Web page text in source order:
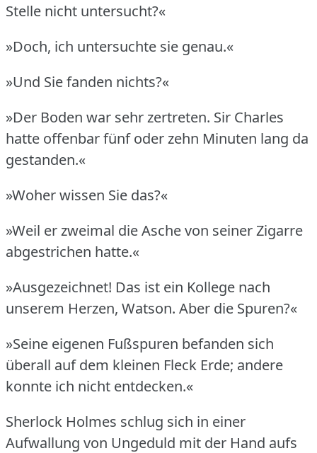
Stelle nicht untersucht?«
»Doch, ich untersuchte sie genau.«
»Und Sie fanden nichts?«
»Der Boden war sehr zertreten. Sir Charles
hatte offenbar fünf oder zehn Minuten lang da
gestanden.«
»Woher wissen Sie das?«
»Weil er zweimal die Asche von seiner Zigarre
abgestrichen hatte.«
»Ausgezeichnet! Das ist ein Kollege nach
unserem Herzen, Watson. Aber die Spuren?«
»Seine eigenen Fußspuren befanden sich
überall auf dem kleinen Fleck Erde; andere
konnte ich nicht entdecken.«
Sherlock Holmes schlug sich in einer
Aufwallung von Ungeduld mit der Hand aufs